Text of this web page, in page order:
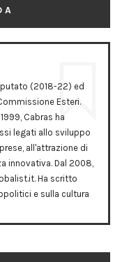
(2018-22) ed
Esteri.
Cabras ha
legati allo sviluppo
all'attrazione di
innovativa. Dal 2008,
Ha scritto
e sulla cultura